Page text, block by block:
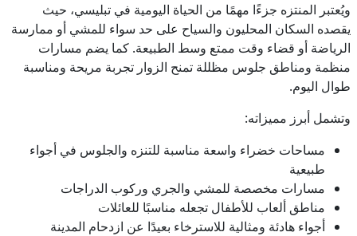
ويُعتبر المنتزه جزءًا مهمًا من الحياة اليومية في تبليسي، حيث
يقصده السكان المحليون والسياح على حد سواء للمشي أو ممارسة
الرياضة أو قضاء وقت ممتع وسط الطبيعة. كما يضم مسارات
منظمة ومناطق جلوس مظللة تمنح الزوار تجربة مريحة ومناسبة
طوال اليوم.
وتشمل أبرز مميزاته:
مساحات خضراء واسعة مناسبة للتنزه والجلوس في أجواء
طبيعية
مسارات مخصصة للمشي والجري وركوب الدراجات
مناطق ألعاب للأطفال تجعله مناسبًا للعائلات
أجواء هادئة ومثالية للاسترخاء بعيدًا عن ازدحام المدينة